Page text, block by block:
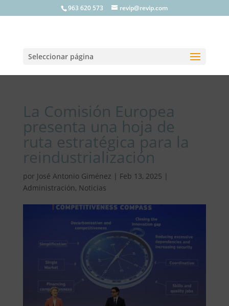
963 620 573 revip@revip.com
Seleccionar página
La Comisión Europea
presenta una hoja de
ruta estratégica para la
reindustrialización
por José Antonio Giménez | Feb 13, 2025 |
Administración, Noticias